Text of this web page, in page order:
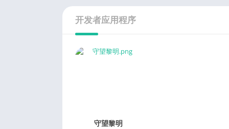
开发者应用程序
守望黎明